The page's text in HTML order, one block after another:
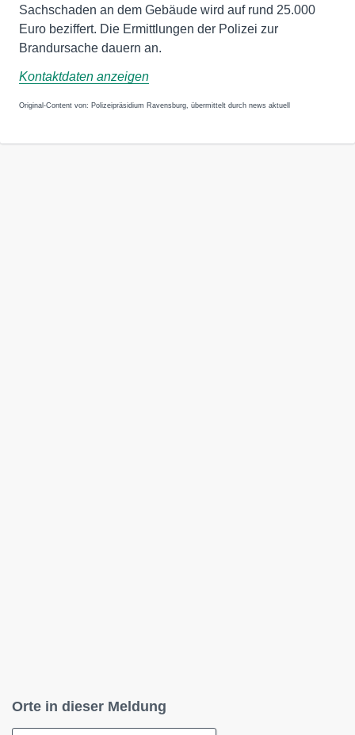
Sachschaden an dem Gebäude wird auf rund 25.000
Euro beziffert. Die Ermittlungen der Polizei zur
Brandursache dauern an.
Kontaktdaten anzeigen
Original-Content von: Polizeipräsidium Ravensburg, übermittelt durch news aktuell
Orte in dieser Meldung